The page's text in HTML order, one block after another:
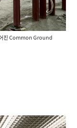
어진 Common Ground